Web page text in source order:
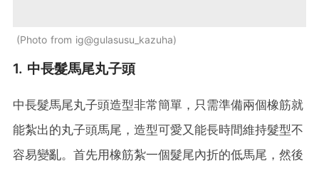
Photo from ig@gulasusu_kazuha
1. 中長髮馬尾丸子頭
中長髮馬尾丸子頭造型非常簡單，只需準備兩個橡筋就
能紮出的丸子頭馬尾，造型可愛又能長時間維持髮型不
容易變亂。首先用橡筋紮一個髮尾內折的低馬尾，然後